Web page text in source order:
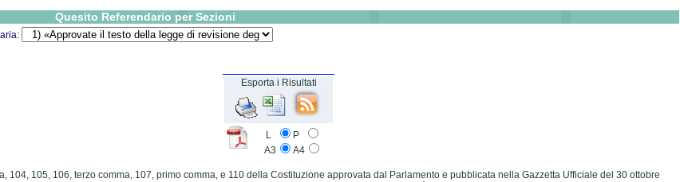
Quesito Referendario per Sezioni
Esporta i Risultati
L
P
A3
A4
105, 106, terzo comma, 107, primo comma, e 110 della Costituzione approvata dal Parlamento e pubblicata nella Gazzetta Ufficiale del 30 ottobre